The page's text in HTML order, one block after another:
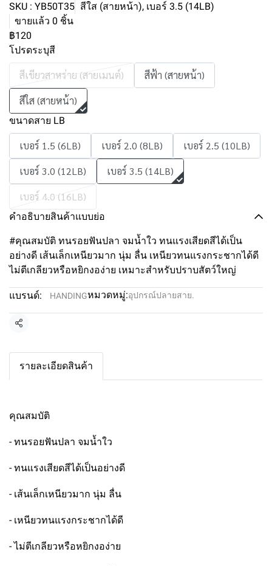
SKU : YB50T35 สีใส (สายหน้า), เบอร์ 3.5 (14LB)
ขายแล้ว 0 ชิ้น
฿120
โปรดระบุสี
สีเขียวสาหร่าย (สายเมนต์)
สีฟ้า (สายหน้า)
สีใส (สายหน้า)
ขนาดสาย LB
เบอร์ 1.5 (6LB) เบอร์ 2.0 (8LB)
เบอร์ 2.5 (10LB)
เบอร์ 3.0 (12LB)
เบอร์ 3.5 (14LB)
เบอร์ 4.0 (16LB)
คำอธิบายสินค้าแบบย่อ
#คุณสมบัติ ทนรอยฟันปลา จมน้ำใว ทนแรงเสียดสีได้เป็น
อย่างดี เส้นเล็กเหนียวมาก นุ่ม ลื่น เหนียวทนแรงกระชากได้ดี
ไม่ตีเกลียวหรือหยิกงอง่าย เหมาะสำหรับปราบสัตว์ใหญ่
แบรนด์: HANDINGหมวดหมู่:อุปกรณ์ปลายสาย.
แชร์
รายละเอียดสินค้า
คุณสมบัติ
- ทนรอยฟันปลา จมน้ำใว
- ทนแรงเสียดสีได้เป็นอย่างดี
- เส้นเล็กเหนียวมาก นุ่ม ลื่น
- เหนียวทนแรงกระชากได้ดี
- ไม่ตีเกลียวหรือหยิกงอง่าย